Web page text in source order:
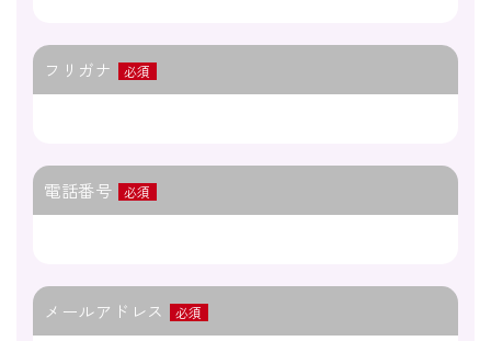
フリガナ 必須
電話番号 必須
メールアドレス 必須